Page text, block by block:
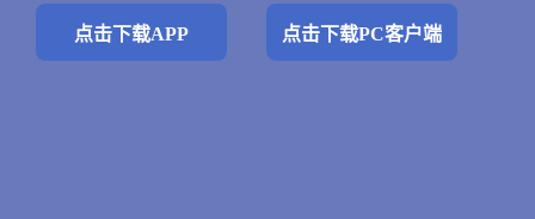
点击下载APP 点击下载PC客户端